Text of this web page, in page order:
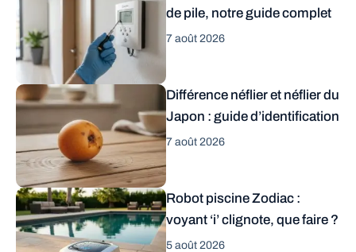
de pile, notre guide complet
7 août 2026
Différence néflier et néflier du
Japon : guide d’identification
7 août 2026
Robot piscine Zodiac :
voyant ‘i’ clignote, que faire ?
5 août 2026